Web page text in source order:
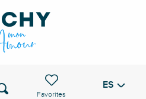
Voir les favoris
Buscar ES